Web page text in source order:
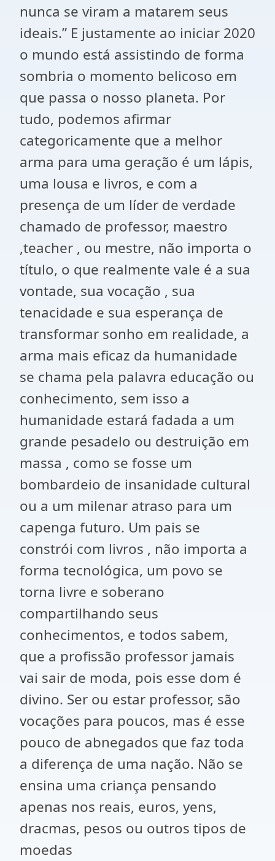
nunca se viram a matarem seus
ideais.” E justamente ao iniciar 2020
o mundo está assistindo de forma
sombria o momento belicoso em
que passa o nosso planeta. Por
tudo, podemos afirmar
categoricamente que a melhor
arma para uma geração é um lápis,
uma lousa e livros, e com a
presença de um líder de verdade
chamado de professor, maestro
,teacher , ou mestre, não importa o
título, o que realmente vale é a sua
vontade, sua vocação , sua
tenacidade e sua esperança de
transformar sonho em realidade, a
arma mais eficaz da humanidade
se chama pela palavra educação ou
conhecimento, sem isso a
humanidade estará fadada a um
grande pesadelo ou destruição em
massa , como se fosse um
bombardeio de insanidade cultural
ou a um milenar atraso para um
capenga futuro. Um pais se
constrói com livros , não importa a
forma tecnológica, um povo se
torna livre e soberano
compartilhando seus
conhecimentos, e todos sabem,
que a profissão professor jamais
vai sair de moda, pois esse dom é
divino. Ser ou estar professor, são
vocações para poucos, mas é esse
pouco de abnegados que faz toda
a diferença de uma nação. Não se
ensina uma criança pensando
apenas nos reais, euros, yens,
dracmas, pesos ou outros tipos de
moedas